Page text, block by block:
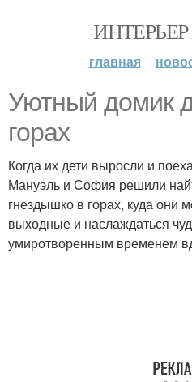
главная
Уютный домик
горах
Когда их дети выросли и
Мануэль и София решили
гнездышко в горах, куда они
выходные и наслаждаться
умиротворенным временем